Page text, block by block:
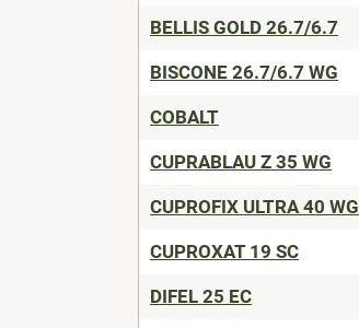
BELLIS GOLD 26.7/6.7
BISCONE 26.7/6.7 WG
COBALT
CUPRABLAU Z 35 WG
CUPROFIX ULTRA 40 WG
CUPROXAT 19 SC
DIFEL 25 EC